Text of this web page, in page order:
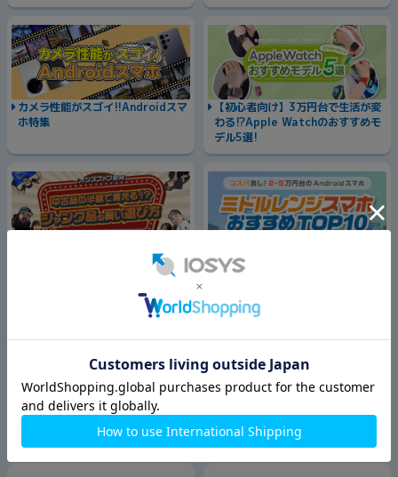
カメラ性能がスゴイ!!Androidスマ
ホ特集
【初心者向け】3万円台で生活が変
わる!?Apple Watchのおすすめモ
デル5選!
すめ
Androidスマホシーン別おすすめ 入学祝いにおすすめスマホ特集
iPadを安く買う方法 中古iPhoneはいつ買うのが一番お
得？
型落ちPixelのおすすめ